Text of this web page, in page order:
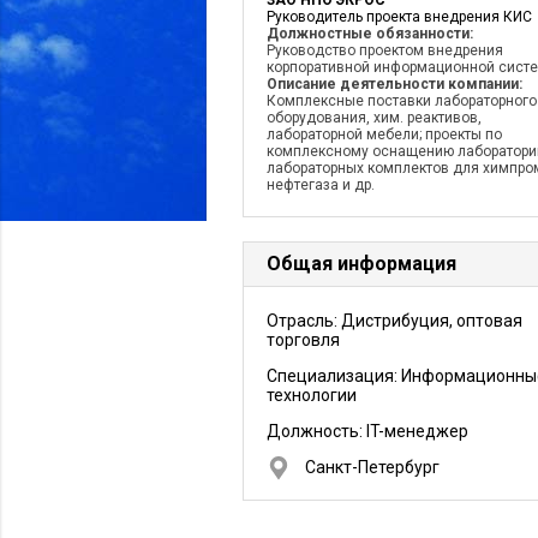
Руководитель проекта внедрения КИС
Должностные обязанности:
Руководство проектом внедрения
корпоративной информационной
Описание деятельности компании:
Комплексные поставки лабораторного
оборудования, хим. реактивов,
лабораторной мебели; проекты по
комплексному оснащению
лабораторных комплектов для
нефтегаза и др.
Общая информация
Отрасль: Дистрибуция, оптовая
торговля
Специализация:
технологии
Должность: IT-менеджер
Санкт-Петербург